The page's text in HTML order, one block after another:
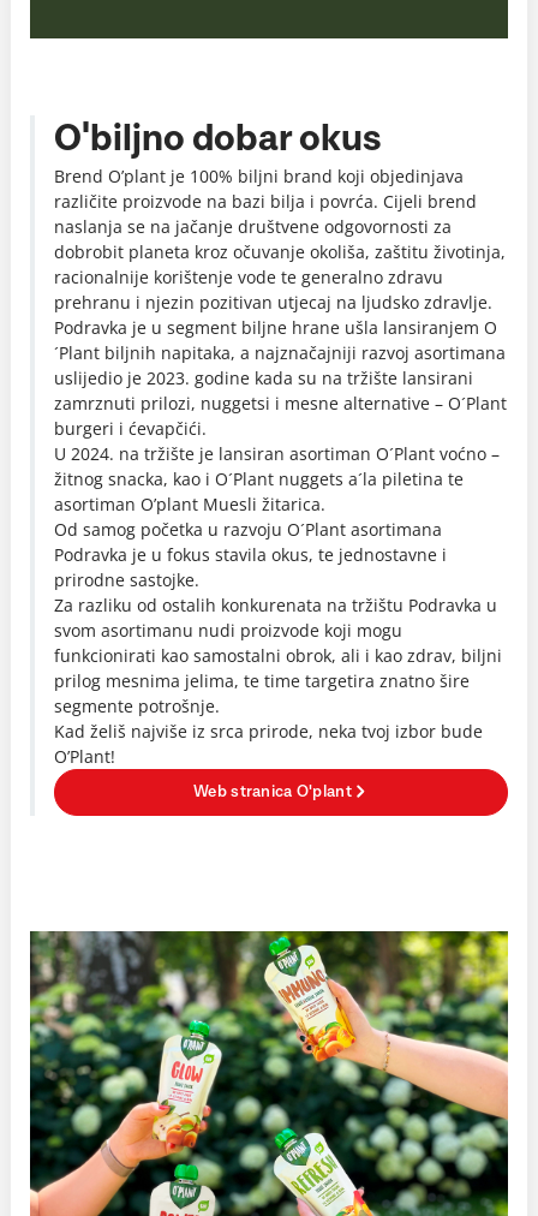
O'biljno dobar okus
Brend O’plant je 100% biljni brand koji objedinjava
različite proizvode na bazi bilja i povrća. Cijeli brend
naslanja se na jačanje društvene odgovornosti za
dobrobit planeta kroz očuvanje okoliša, zaštitu životinja,
racionalnije korištenje vode te generalno zdravu
prehranu i njezin pozitivan utjecaj na ljudsko zdravlje.
Podravka je u segment biljne hrane ušla lansiranjem O
´Plant biljnih napitaka, a najznačajniji razvoj asortimana
uslijedio je 2023. godine kada su na tržište lansirani
zamrznuti prilozi, nuggetsi i mesne alternative – O´Plant
burgeri i ćevapčići.
U 2024. na tržište je lansiran asortiman O´Plant voćno –
žitnog snacka, kao i O´Plant nuggets a´la piletina te
asortiman O’plant Muesli žitarica.
Od samog početka u razvoju O´Plant asortimana
Podravka je u fokus stavila okus, te jednostavne i
prirodne sastojke.
Za razliku od ostalih konkurenata na tržištu Podravka u
svom asortimanu nudi proizvode koji mogu
funkcionirati kao samostalni obrok, ali i kao zdrav, biljni
prilog mesnima jelima, te time targetira znatno šire
segmente potrošnje.
Kad želiš najviše iz srca prirode, neka tvoj izbor bude
O’Plant!
Web stranica O'plant